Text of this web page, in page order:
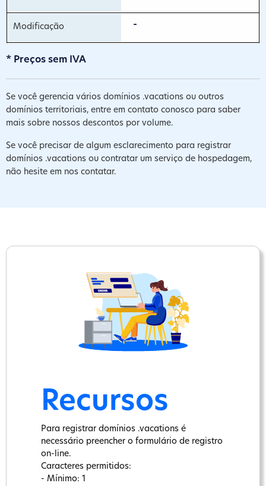
-
* Preços sem IVA
Se você gerencia vários domínios .vacations ou outros
domínios territoriais, entre em contato conosco para saber
mais sobre nossos descontos por volume.
Se você precisar de algum esclarecimento para registrar
domínios .vacations ou contratar um serviço de hospedagem,
não hesite em nos contatar.
Recursos
Para registrar domínios .vacations é
necessário preencher o formulário de registro
on-line.
Caracteres permitidos:
- Mínimo: 1